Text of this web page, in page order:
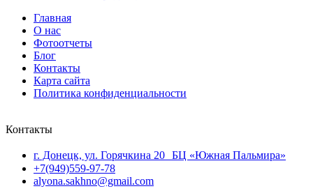
Главная
О нас
Фотоотчеты
Блог
Контакты
Карта сайта
Политика конфиденциальности
Контакты
г. Донецк, ул. Горячкина 20 БЦ «Южная Пальмира»
+7(949)559-97-78
alyona.sakhno@gmail.com